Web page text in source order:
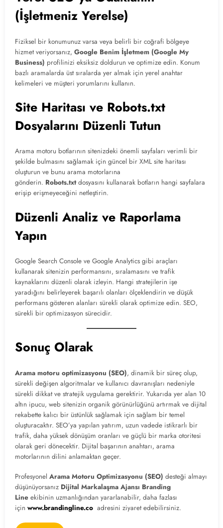
(İşletmeniz Yerelse)
Fiziksel bir konumunuz varsa veya belirli bir coğrafi bölgeye
hizmet veriyorsanız, Google Benim İşletmem (Google My
Business) profilinizi eksiksiz doldurun ve optimize edin. Konum
bazlı aramalarda üst sıralarda yer almak için yerel anahtar
kelimeleri ve müşteri yorumlarını kullanın.
Site Haritası ve Robots.txt
Dosyalarını Düzenli Tutun
Arama motoru botlarının sitenizdeki önemli sayfaları verimli bir
şekilde bulmasını sağlamak için güncel bir XML site haritası
oluşturun ve bunu arama motorlarına
gönderin. Robots.txtdosyasını kullanarak botların hangi sayfalara
erişip erişmeyeceğini netleştirin.
Düzenli Analiz ve Raporlama
Yapın
Google Search Console ve Google Analytics gibi araçları
kullanarak sitenizin performansını, sıralamasını ve trafik
kaynaklarını düzenli olarak izleyin. Hangi stratejilerin işe
yaradığını belirleyerek başarılı olanları ölçeklendirin ve düşük
performans gösteren alanları sürekli olarak optimize edin. SEO,
sürekli bir optimizasyon sürecidir.
Sonuç Olarak
Arama motoru optimizasyonu (SEO), dinamik bir süreç olup,
sürekli değişen algoritmalar ve kullanıcı davranışları nedeniyle
sürekli dikkat ve stratejik uygulama gerektirir. Yukarıda yer alan 10
altın ipucu, web sitenizin organik görünürlüğünü artırmak ve dijital
rekabette kalıcı bir üstünlük sağlamak için sağlam bir temel
oluşturacaktır. SEO’ya yapılan yatırım, uzun vadede istikrarlı bir
trafik, daha yüksek dönüşüm oranları ve güçlü bir marka otoritesi
olarak geri dönecektir. Dijital başarının anahtarı, arama
motorlarının dilini anlamaktan geçer.
Profesyonel Arama Motoru Optimizasyonu (SEO) desteği almayı
düşünüyorsanız Dijital Markalaşma Ajansı Branding
Line ekibinin uzmanlığından yararlanabilir, daha fazlası
için www.brandingline.co adresini ziyaret edebilirsiniz.